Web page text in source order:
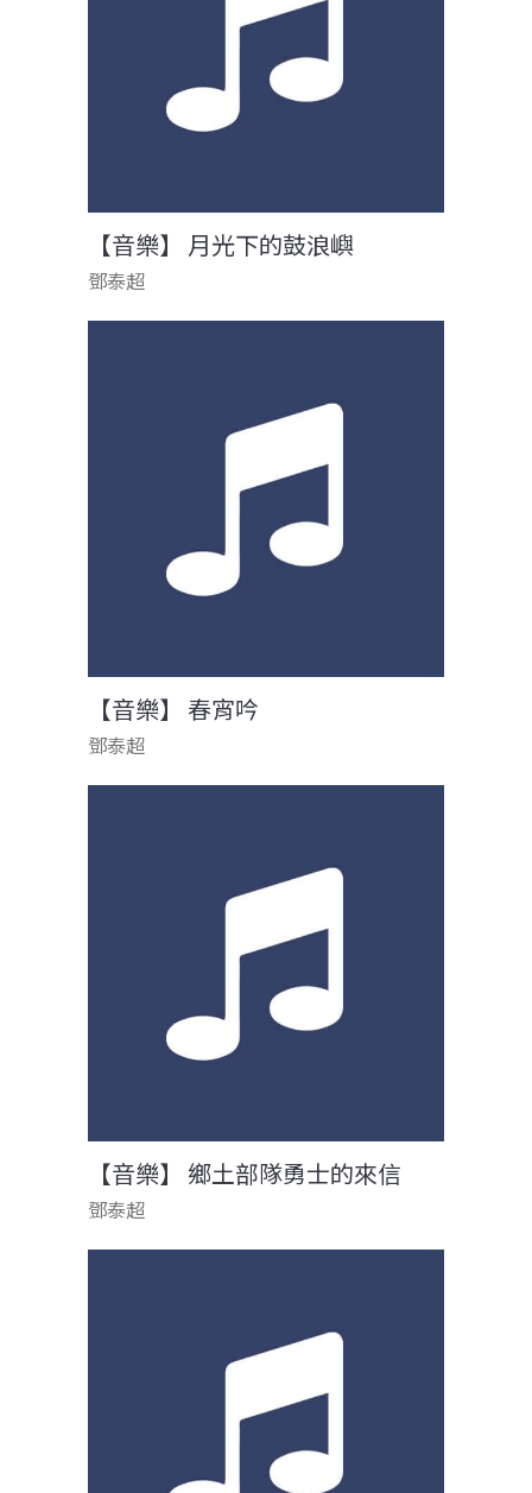
【音樂】 月光下的鼓浪嶼
鄧泰超
【音樂】 春宵吟
鄧泰超
【音樂】 鄉土部隊勇士的來信
鄧泰超